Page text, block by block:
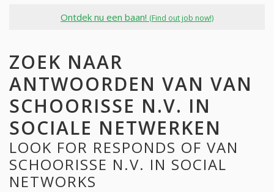
Ontdek nu een baan! (Find out job now!)
ZOEK NAAR
ANTWOORDEN VAN VAN
SCHOORISSE N.V. IN
SOCIALE NETWERKEN
LOOK FOR RESPONDS OF VAN
SCHOORISSE N.V. IN SOCIAL
NETWORKS